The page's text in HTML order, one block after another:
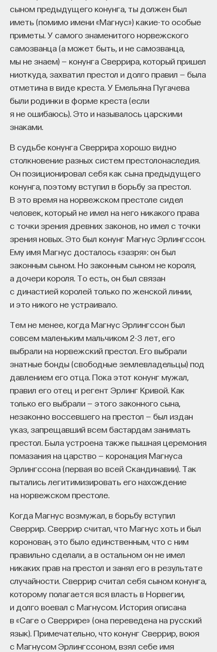
сыном предыдущего конунга, ты должен был
иметь (помимо имени «Магнус») какие-то особые
приметы. У самого знаменитого норвежского
самозванца (а может быть, и не самозванца,
мы не знаем) — конунга Сверрира, который пришел
ниоткуда, захватил престол и долго правил — была
отметина в виде креста. У Емельяна Пугачева
были родинки в форме креста (если
я не ошибаюсь). Это и называлось царскими
знаками.
В судьбе конунга Сверрира хорошо видно
столкновение разных систем престолонаследия.
Он позиционировал себя как сына предыдущего
конунга, поэтому вступил в борьбу за престол.
В это время на норвежском престоле сидел
человек, который не имел на него никакого права
с точки зрения древних законов, но имел с точки
зрения новых. Это был конунг Магнус Эрлингссон.
Ему имя Магнус досталось «зазря»: он был
законным сыном. Но законным сыном не короля,
а дочери короля. То есть, он был связан
с династией королей только по женской линии,
и это никого не устраивало.
Тем не менее, когда Магнус Эрлингссон был
совсем маленьким мальчиком 2-3 лет, его
выбрали на норвежский престол. Его выбрали
знатные бонды (свободные землевладельцы) под
давлением его отца. Пока этот конунг мужал,
правил его отец и регент Эрлинг Кривой. Как
только его выбрали — этого законного сына,
незаконно воссевшего на престол — был издан
указ, запрещавший всем бастардам занимать
престол. Была устроена также пышная церемония
помазания на царство — коронация Магнуса
Эрлингссона (первая во всей Скандинавии). Так
пытались легитимизировать его нахождение
на норвежском престоле.
Когда Магнус возмужал, в борьбу вступил
Сверрир. Сверрир считал, что Магнус хоть и был
коронован, это было единственным, что с ним
правильно сделали, а в остальном он не имел
никаких прав на престол и занял его в результате
случайности. Сверрир считал себя сыном конунга,
которому полагается вся власть в Норвегии,
и долго воевал с Магнусом. История описана
в «Саге о Сверрире» (она переведена на русский
язык). Примечательно, что конунг Сверрир, воюя
с Магнусом Эрлингссоном, взял себе имя
Шихуанди далеко от завершения. Дело в том, что
залы, в которых обнаружили терракотовую армию,
лишь небольшая ее часть: терраса, на которой
расположились ее солдаты, — это часть
некрополя гробницы. Основное же
ее сооружение, известное как мавзолей Цинь
Шихуанди, до сих пор никем не исследовано.
Об эпохе его строительства предстоит узнать
еще очень многое.
6/2/2021
НАД МАТЕРИАЛОМ РАБОТАЛИ
ПостНаука
команда ПостНауки
Алина Адырхаева
продюсер
Всеволод Кобляков
Редактор
ИСТОРИЯ
ИСТОРИЯ ИСКУССТВО КИТАЙ
ГУМАНИТАРНЫЕ НАУКИ ЖУРНАЛ
Внеси свой вклад в дело
просвещения!
ПОДДЕРЖАТЬ ПОСТНАУКУ